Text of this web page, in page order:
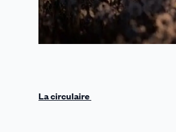
La circulaire